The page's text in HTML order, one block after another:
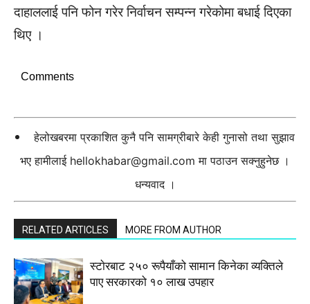
दाहाललाई पनि फोन गरेर निर्वाचन सम्पन्न गरेकोमा बधाई दिएका
थिए ।
Comments
हेलोखबरमा प्रकाशित कुनै पनि सामग्रीबारे केही गुनासो तथा सुझाव
भए हामीलाई hellokhabar@gmail.com मा पठाउन सक्नुहुनेछ ।
धन्यवाद ।
RELATED ARTICLES MORE FROM AUTHOR
स्टाेरबाट २५० रूपैयाँको सामान किनेका व्यक्तिले
पाए सरकारको १० लाख उपहार